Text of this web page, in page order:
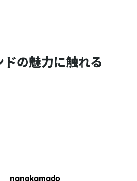
ドの魅力に触れる
nanakamado